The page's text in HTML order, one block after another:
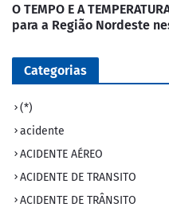
O TEMPO E A
para a Região Nordeste
Categorias
(*)
acidente
ACIDENTE AÉREO
ACIDENTE DE TRANSITO
ACIDENTE DE TRÂNSITO